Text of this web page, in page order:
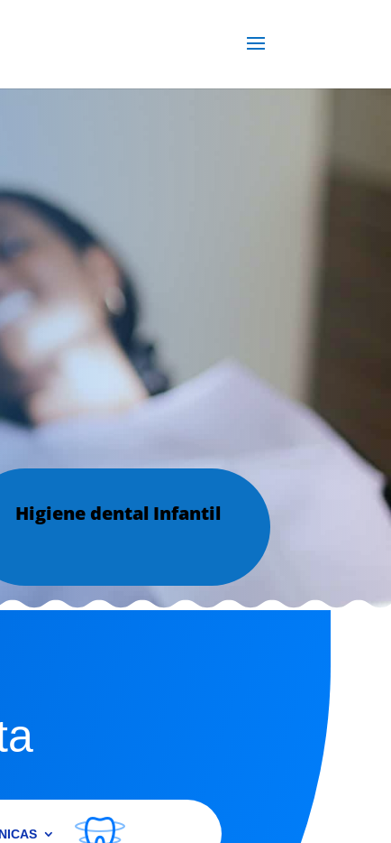
Higiene dental Infantil